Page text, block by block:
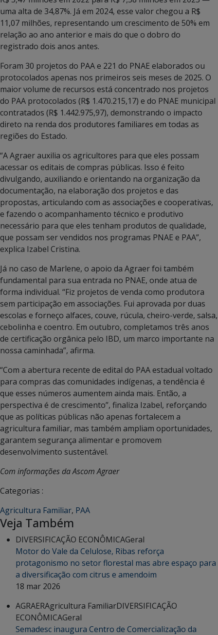
uma alta de 34,87%. Já em 2024, esse valor chegou a R$
11,07 milhões, representando um crescimento de 50% em
relação ao ano anterior e mais do que o dobro do
registrado dois anos antes.
Foram 30 projetos do PAA e 221 do PNAE elaborados ou
protocolados apenas nos primeiros seis meses de 2025. O
maior volume de recursos está concentrado nos projetos
do PAA protocolados (R$ 1.470.215,17) e do PNAE municipal
contratados (R$ 1.442.975,97), demonstrando o impacto
direto na renda dos produtores familiares em todas as
regiões do Estado.
“A Agraer auxilia os agricultores para que eles possam
acessar os editais de compras públicas. Isso é feito
divulgando, auxiliando e orientando na organização da
documentação, na elaboração dos projetos e das
propostas, articulando com as associações e cooperativas,
e fazendo o acompanhamento técnico e produtivo
necessário para que eles tenham produtos de qualidade,
que possam ser vendidos nos programas PNAE e PAA”,
explica Izabel Cristina.
Já no caso de Marlene, o apoio da Agraer foi também
fundamental para sua entrada no PNAE, onde atua de
forma individual. “Fiz projetos de venda como produtora
sem participação em associações. Fui aprovada por duas
escolas e forneço alfaces, couve, rúcula, cheiro-verde, salsa,
cebolinha e coentro. Em outubro, completamos três anos
de certificação orgânica pelo IBD, um marco importante na
nossa caminhada”, afirma.
“Com a abertura recente de edital do PAA estadual voltado
para compras das comunidades indígenas, a tendência é
que esses números aumentem ainda mais. Então, a
perspectiva é de crescimento”, finaliza Izabel, reforçando
que as políticas públicas não apenas fortalecem a
agricultura familiar, mas também ampliam oportunidades,
garantem segurança alimentar e promovem
desenvolvimento sustentável.
Com informações da Ascom Agraer
Categorias :
Agricultura Familiar, PAA
Veja Também
DIVERSIFICAÇÃO ECONÔMICAGeral
Motor do Vale da Celulose, Ribas reforça
protagonismo no setor florestal mas abre espaço para
a diversificação com citrus e amendoim
18 mar 2026
AGRAERAgricultura FamiliarDIVERSIFICAÇÃO
ECONÔMICAGeral
Semadesc inaugura Centro de Comercialização da